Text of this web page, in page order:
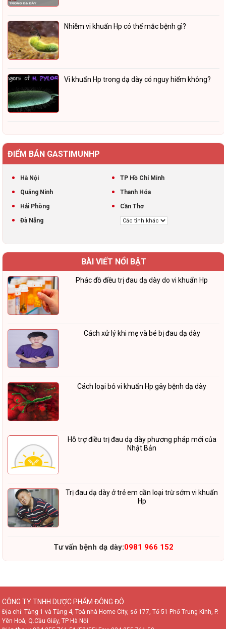
Nhiễm vi khuẩn Hp có thể mắc bệnh gì?
Vi khuẩn Hp trong dạ dày có nguy hiểm không?
ĐIỂM BÁN GASTIMUNHP
Hà Nội
TP Hồ Chí Minh
Quảng Ninh
Thanh Hóa
Hải Phòng
Cần Thơ
Đà Nẵng
BÀI VIẾT NỔI BẬT
Phác đồ điều trị đau dạ dày do vi khuẩn Hp
Cách xử lý khi mẹ và bé bị đau dạ dày
Cách loại bỏ vi khuẩn Hp gây bệnh dạ dày
Hỗ trợ điều trị đau dạ dày phương pháp mới của
Nhật Bản
Trị đau dạ dày ở trẻ em cần loại trừ sớm vi khuẩn
Hp
Tư vấn bệnh dạ dày:0981 966 152
CÔNG TY TNHH DƯỢC PHẨM ĐÔNG ĐÔ
Địa chỉ: Tầng 1 và Tầng 4, Toà nhà Home City, số 177, Tổ 51 Phố Trung Kính, P.
Yên Hoà, Q.Cầu Giấy, TP Hà Nội